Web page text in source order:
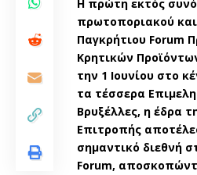
Η πρώτη εκτός
πρωτοποριακού
Παγκρήτιου Forum
Κρητικών
την 1 Ιουνίου στο
τα τέσσερα
Βρυξέλλες, η έδρα
Επιτροπής
σημαντικό διεθνή
Forum,